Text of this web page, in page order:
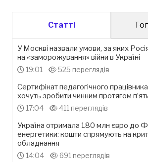
Статті
У Москві назвали умови, за яких
на «заморожування» війни в Україні
19:01 525 переглядів
Сертифікат педагогічного працівника
хочуть зробити чинним протягом
17:04 411 переглядів
Україна отримала 180 млн євро до
енергетики: кошти спрямують на
обладнання
14:04 691 переглядів